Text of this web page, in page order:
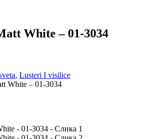
White – 01-3034
, Lusteri I visilice
White – 01-3034